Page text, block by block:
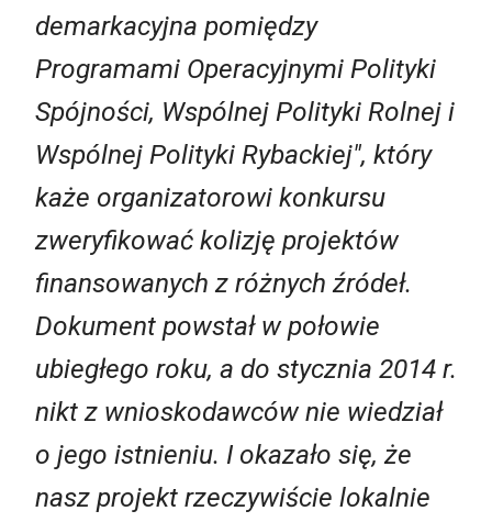
demarkacyjna pomiędzy
Programami Operacyjnymi Polityki
Spójności, Wspólnej Polityki Rolnej i
Wspólnej Polityki Rybackiej", który
każe organizatorowi konkursu
zweryfikować kolizję projektów
finansowanych z różnych źródeł.
Dokument powstał w połowie
ubiegłego roku, a do stycznia 2014 r.
nikt z wnioskodawców nie wiedział
o jego istnieniu. I okazało się, że
nasz projekt rzeczywiście lokalnie